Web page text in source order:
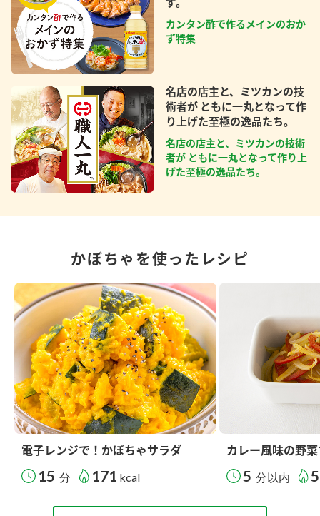
カンタン酢で作るメインのおか
ず特集
名店の店主と、ミツカンの技
術者が ともに一丸となって作
り上げた至極の逸品たち。
名店の店主と、ミツカンの技術
者が ともに一丸となって作り上
げた至極の逸品たち。
かぼちゃを使ったレシピ
電子レンジで！かぼちゃサラダ
15 分 171 kcal
カレー風味の野
5 分以内